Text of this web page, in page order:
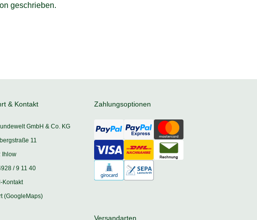
geschrieben.
& Kontakt
GmbH & Co. KG
11
Ihlow
/ 9 11 40
Kontakt
(GoogleMaps)
Zahlungsoptionen
Versandarten